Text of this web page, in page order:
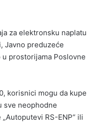
za elektronsku naplatu
Javno preduzeće
prostorijama Poslovne
korisnici mogu da kupe
sve neophodne
RS-ENP“ ili